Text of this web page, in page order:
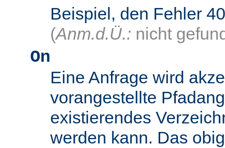
Beispiel, den Fehler
(Anm.d.Ü.: nicht
On
Eine Anfrage wird
vorangestellte
existierendes
werden kann. Das